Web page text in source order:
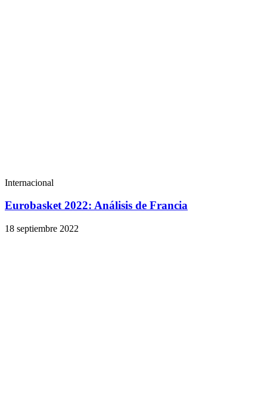
Internacional
Eurobasket 2022: Análisis de Francia
18 septiembre 2022